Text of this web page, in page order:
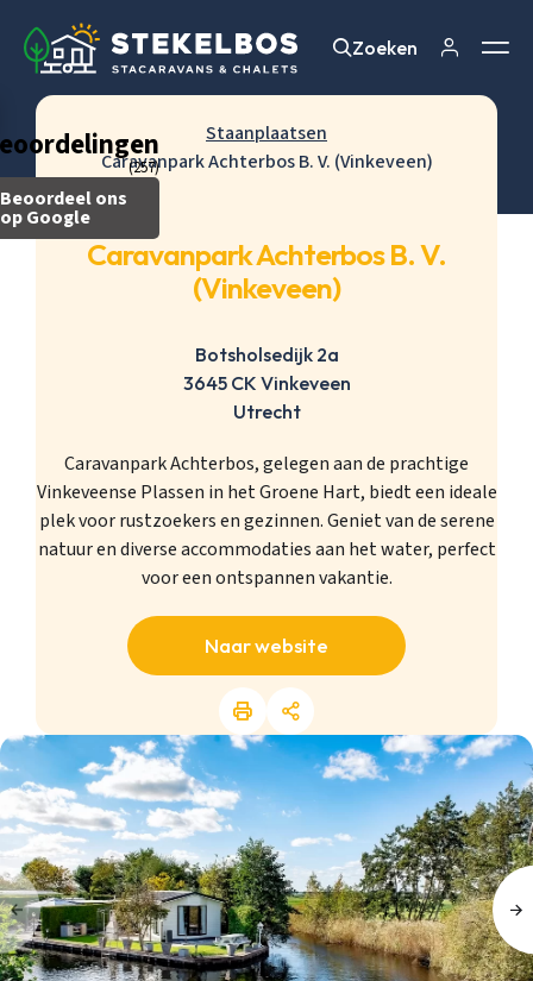
(257)
Beoordeel ons
op Google
Zoeken
Zoeken
Staanplaatsen
Caravanpark Achterbos B. V. (Vinkeveen)
Caravanpark Achterbos B. V.
(Vinkeveen)
Botsholsedijk 2a
3645 CK Vinkeveen
Utrecht
Caravanpark Achterbos, gelegen aan de prachtige
Vinkeveense Plassen in het Groene Hart, biedt een ideale
plek voor rustzoekers en gezinnen. Geniet van de serene
natuur en diverse accommodaties aan het water, perfect
voor een ontspannen vakantie.
Naar website